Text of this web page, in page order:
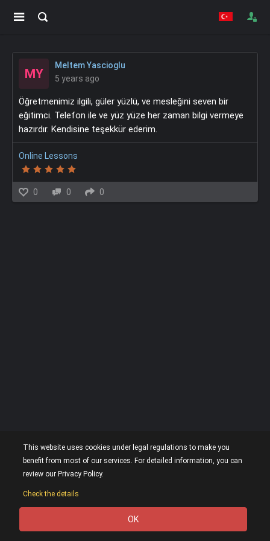
MY
Meltem Yascioglu
5 years ago
Öğretmenimiz ilgili, güler yüzlü, ve mesleğini seven bir
eğitimci. Telefon ile ve yüz yüze her zaman bilgi vermeye
hazırdır. Kendisine teşekkür ederim.
Online Lessons
0 0 0
This website uses cookies under legal regulations to make you
benefit from most of our services. For detailed information, you can
review our Privacy Policy.
Check the details
OK